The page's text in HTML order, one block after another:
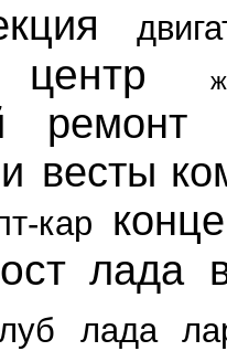
ремонт
весты
кар
лада
лада